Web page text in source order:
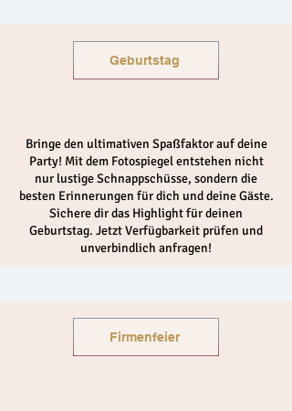
Geburtstag
Bringe den ultimativen Spaßfaktor auf deine
Party! Mit dem Fotospiegel entstehen nicht
nur lustige Schnappschüsse, sondern die
besten Erinnerungen für dich und deine Gäste.
Sichere dir das Highlight für deinen
Geburtstag. Jetzt Verfügbarkeit prüfen und
unverbindlich anfragen!
Firmenfeier